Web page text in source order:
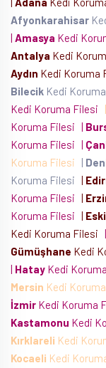
Afyonkarahisar
| Amasya Kedi
Antalya Kedi
Aydın Kedi Koruma
Bilecik Kedi
Kedi Koruma Filesi
|
Koruma Filesi |
Koruma Filesi |
Koruma Filesi
|
Koruma Filesi |
Koruma Filesi |
Koruma Filesi |
Kedi Koruma Filesi |
Gümüşhane Kedi
| Hatay Kedi
Mersin Kedi
İzmir Kedi Koruma
Kastamonu Kedi
Kırklareli Kedi
Kocaeli Kedi